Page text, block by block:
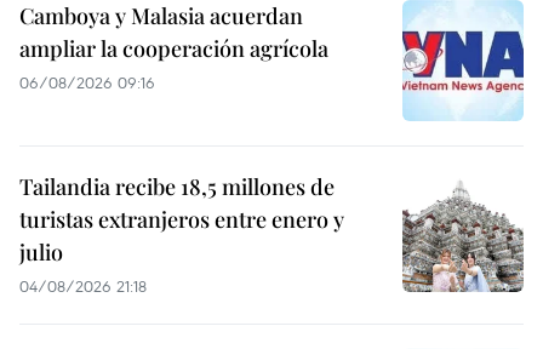
Camboya y Malasia acuerdan
ampliar la cooperación agrícola
06/08/2026 09:16
Tailandia recibe 18,5 millones de
turistas extranjeros entre enero y
julio
04/08/2026 21:18